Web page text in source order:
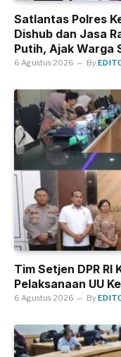
Satlantas Polres
Dishub dan Jasa
Putih, Ajak Warga
6 Agustus 2026 By
Tim Setjen DPR RI
Pelaksanaan UU
6 Agustus 2026 By